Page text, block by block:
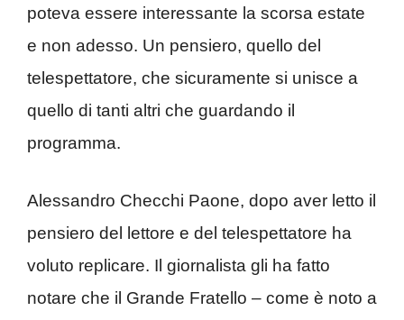
poteva essere interessante la scorsa estate
e non adesso. Un pensiero, quello del
telespettatore, che sicuramente si unisce a
quello di tanti altri che guardando il
programma.
Alessandro Checchi Paone, dopo aver letto il
pensiero del lettore e del telespettatore ha
voluto replicare. Il giornalista gli ha fatto
notare che il Grande Fratello – come è noto a